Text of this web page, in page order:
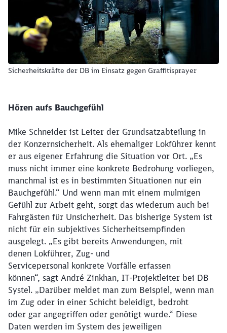
Sicherheitskräfte der DB im Einsatz gegen Graffitisprayer
Hören aufs Bauchgefühl
Mike Schneider ist Leiter der Grundsatzabteilung in
der Konzernsicherheit. Als ehemaliger Lokführer kennt
er aus eigener Erfahrung die Situation vor Ort. „Es
muss nicht immer eine konkrete Bedrohung vorliegen,
manchmal ist es in bestimmten Situationen nur ein
Bauchgefühl.“ Und wenn man mit einem mulmigen
Gefühl zur Arbeit geht, sorgt das wiederum auch bei
Fahrgästen für Unsicherheit. Das bisherige System ist
nicht für ein subjektives Sicherheitsempfinden
ausgelegt. „Es gibt bereits Anwendungen, mit
denen Lokführer, Zug- und
Servicepersonal konkrete Vorfälle erfassen
können“, sagt André Zinkhan, IT-Projektleiter bei DB
Systel. „Darüber meldet man zum Beispiel, wenn man
im Zug oder in einer Schicht beleidigt, bedroht
oder gar angegriffen oder genötigt wurde.“ Diese
Daten werden im System des jeweiligen